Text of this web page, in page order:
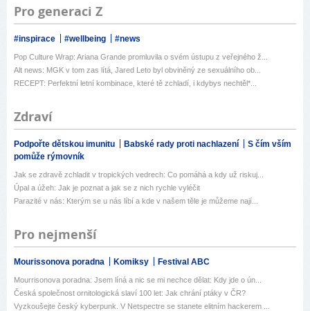
Pro generaci Z
#inspirace #wellbeing #news
Pop Culture Wrap: Ariana Grande promluvila o svém ústupu z veřejného ž...
Alt news: MGK v tom zas lítá, Jared Leto byl obviněný ze sexuálního ob...
RECEPT: Perfektní letní kombinace, které tě zchladí, i kdybys nechtěl*...
Zdraví
Podpořte dětskou imunitu Babské rady proti nachlazení
S čím vším
pomůže rýmovník
Jak se zdravě zchladit v tropických vedrech: Co pomáhá a kdy už riskuj...
Úpal a úžeh: Jak je poznat a jak se z nich rychle vyléčit
Parazité v nás: Kterým se u nás líbí a kde v našem těle je můžeme nají...
Pro nejmenší
Mourissonova poradna Komiksy Festival ABC
Mourrisonova poradna: Jsem líná a nic se mi nechce dělat: Kdy jde o ún...
Česká společnost ornitologická slaví 100 let: Jak chrání ptáky v ČR?
Vyzkoušejte český kyberpunk. V Netspectre se stanete elitním hackerem ...